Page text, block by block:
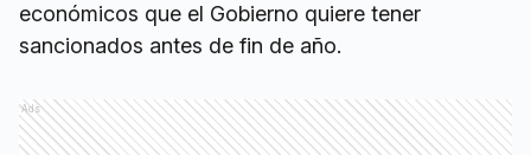
económicos que el Gobierno quiere tener
sancionados antes de fin de año.
Ads